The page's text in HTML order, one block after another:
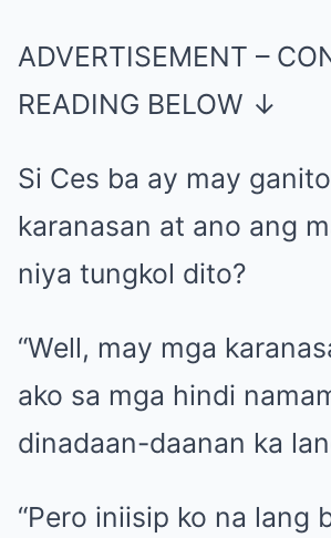
ADVERTISEMENT –
READING BELOW ↓
Si Ces ba ay may
karanasan at ano ang
niya tungkol dito?
“Well, may mga
ako sa mga hindi
dinadaan-daanan ka
“Pero iniisip ko na lang